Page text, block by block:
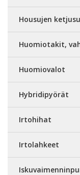
Housujen
Huomiotakit,
Huomiovalot
Hybridipyörät
Irtohihat
Irtolahkeet